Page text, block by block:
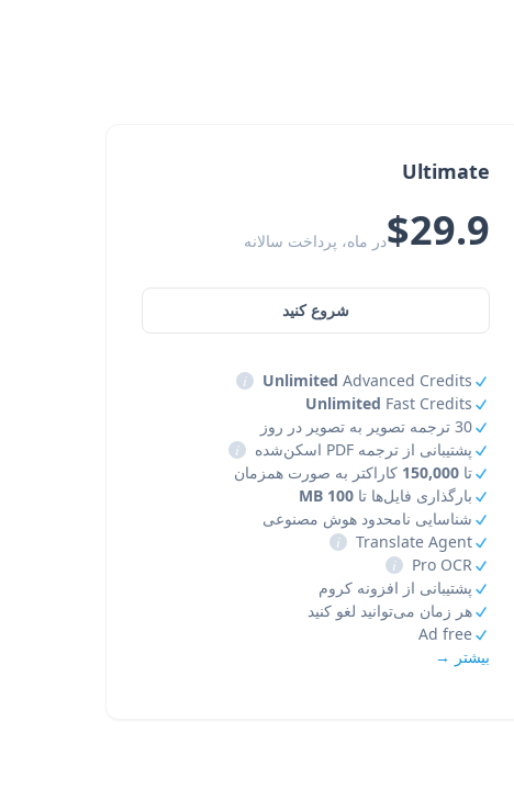
Ultimate
$29.9در ماه، پرداخت سالانه
شروع کنید
Unlimited Advanced Credits
i
Unlimited Fast Credits
30 ترجمه تصویر به تصویر در روز
پشتیبانی از ترجمه PDF اسکن‌شده
i
تا 150,000 کاراکتر به صورت همزمان
بارگذاری فایل‌ها تا 100 MB
شناسایی نامحدود هوش مصنوعی
Translate Agent
i
Pro OCR
i
پشتیبانی از افزونه کروم
هر زمان می‌توانید لغو کنید
Ad free
بیشتر →